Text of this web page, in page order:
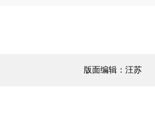
版面编辑：汪苏